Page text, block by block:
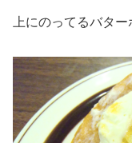
上にのってるバター